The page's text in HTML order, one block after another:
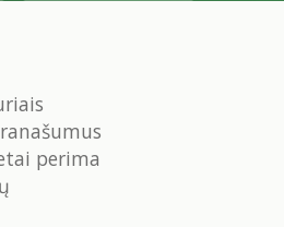
perima